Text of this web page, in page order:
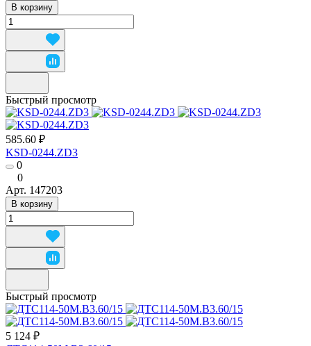
В корзину
Быстрый просмотр
585.60 ₽
KSD-0244.ZD3
0
0
Арт. 147203
В корзину
Быстрый просмотр
5 124 ₽